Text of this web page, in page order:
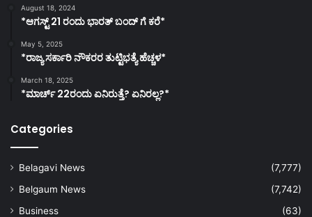
August 18, 2024
*ಆಗಸ್ಟ್ 21 ರಂದು ಭಾರತ್‌ ಬಂದ್‌ ಗೆ ಕರೆ*
May 5, 2025
*ರಾಜ್ಯ ಸರ್ಕಾರಿ ನೌಕರರ ತುಟ್ಟಿಭತ್ಯೆ ಹೆಚ್ಚಳ*
March 18, 2025
*ಮಾರ್ಚ್ 22ರಂದು ಏನಿರುತ್ತೆ? ಏನಿರಲ್ಲ?*
Categories
Belagavi News
(7,777)
Belgaum News
(7,742)
Business
(63)